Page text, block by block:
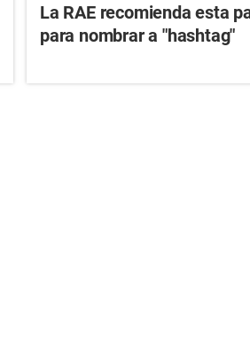
La RAE recomienda esta
para nombrar a "hashtag"